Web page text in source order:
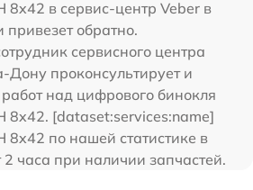
8x42 в сервис-центр Veber в
обратно.
сервисного центра
Дону проконсультирует и
работ над цифрового бинокля
8x42. [dataset:services:name]
8x42 по нашей статистике в
часа при наличии запчастей.